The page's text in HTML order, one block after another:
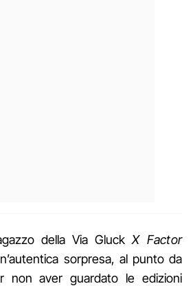
della Via GluckX Factor
sorpresa, al punto da
non aver guardato le edizioni